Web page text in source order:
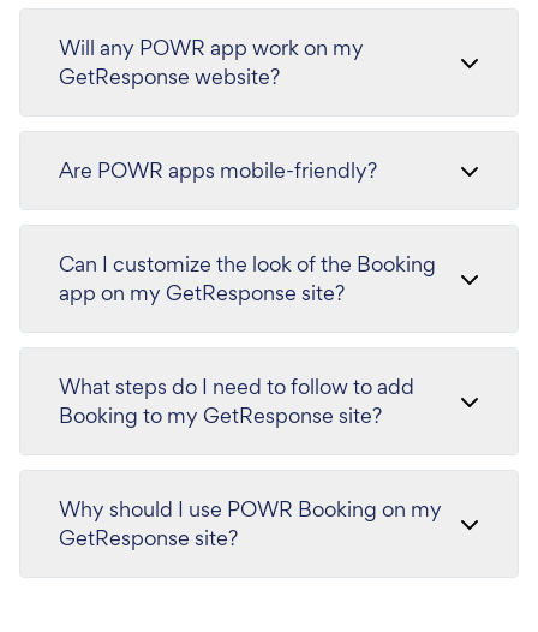
Will any POWR app work on my
GetResponse website?
Are POWR apps mobile-friendly?
Can I customize the look of the Booking
app on my GetResponse site?
What steps do I need to follow to add
Booking to my GetResponse site?
Why should I use POWR Booking on my
GetResponse site?